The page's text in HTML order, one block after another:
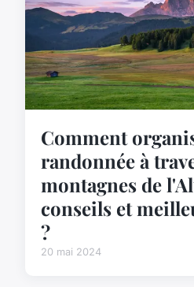
Comment
randonnée à
montagnes de
conseils et
?
20 mai 2024